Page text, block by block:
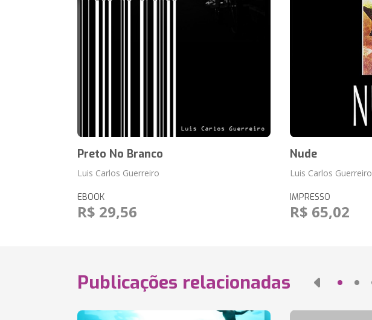
Preto No Branco
Luis Carlos Guerreiro
EBOOK
R$ 29,56
Nude
Luis Carlos Guerreiro
IMPRESSO
R$ 65,02
Publicações relacionadas